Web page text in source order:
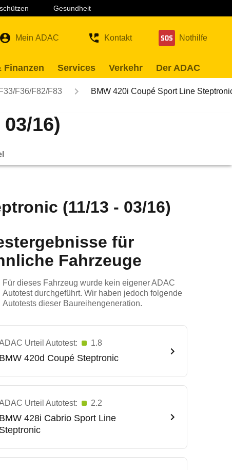
Gesundheit
Mein ADAC Kontakt Nothilfe
Finanzen Services Verkehr Der ADAC
F36/F82/F83 BMW 420i Coupé Sport Line
16)
(11/13 - 03/16)
für
Fahrzeuge
Für dieses Fahrzeug wurde kein eigener ADAC
Autotest durchgeführt. Wir haben jedoch folgende
Autotests dieser Baureihengeneration.
Urteil Autotest: 1.8
BMW 420d Coupé Steptronic
Urteil Autotest: 2.2
BMW 428i Cabrio Sport Line
Steptronic